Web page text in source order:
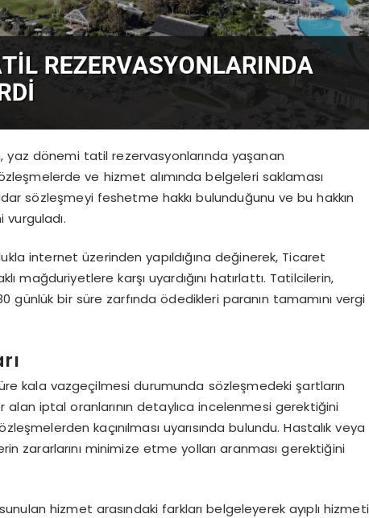
yaz dönemi tatil rezervasyonlarında yaşanan
ve hizmet alımında belgeleri saklaması
sözleşmeyi feshetme hakkı bulunduğunu ve bu hakkın
vurguladı.
internet üzerinden yapıldığına değinerek, Ticaret
mağduriyetlere karşı uyardığını hatırlattı. Tatilcilerin,
bir süre zarfında ödedikleri paranın tamamını vergi
kala vazgeçilmesi durumunda sözleşmedeki şartların
iptal oranlarının detaylıca incelenmesi gerektiğini
kaçınılması uyarısında bulundu. Hastalık veya
zararlarını minimize etme yolları aranması gerektiğini
hizmet arasındaki farkları belgeleyerek ayıplı hizmeti